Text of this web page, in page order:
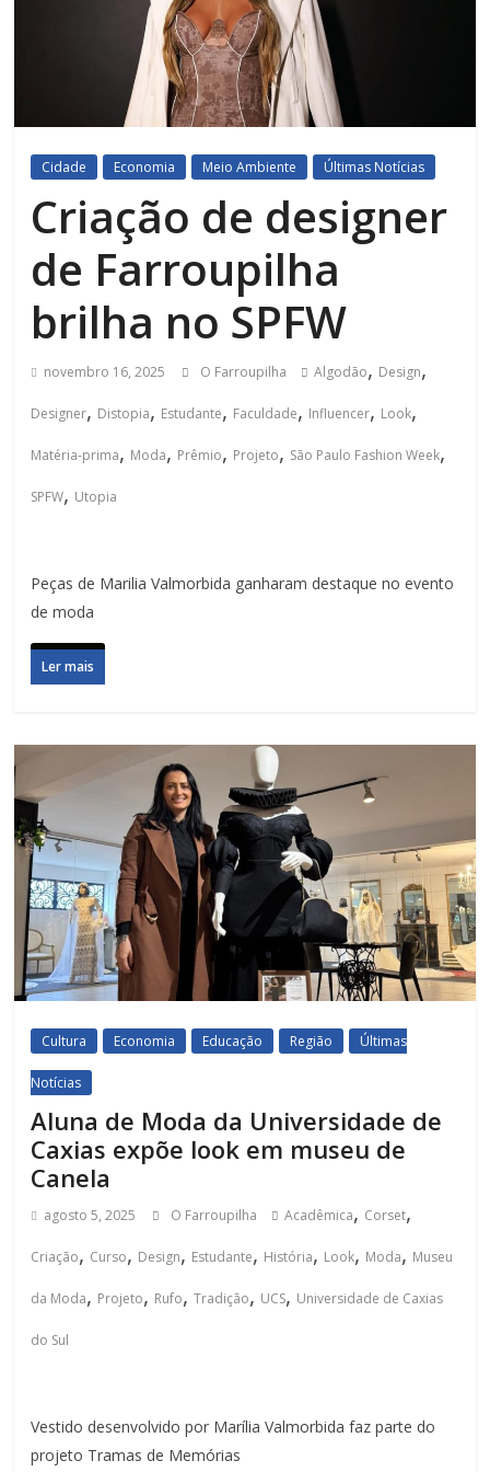
Cidade Economia Meio Ambiente Últimas Notícias
Criação de designer
de Farroupilha
brilha no SPFW
novembro 16, 2025 O Farroupilha Algodão, Design,
Designer, Distopia, Estudante, Faculdade, Influencer, Look,
Matéria-prima, Moda, Prêmio, Projeto, São Paulo Fashion Week,
SPFW, Utopia
Peças de Marilia Valmorbida ganharam destaque no evento
de moda
Ler mais
Cultura Economia Educação Região Últimas
Notícias
Aluna de Moda da Universidade de
Caxias expõe look em museu de
Canela
agosto 5, 2025 O Farroupilha Acadêmica, Corset,
Criação, Curso, Design, Estudante, História, Look, Moda, Museu
da Moda, Projeto, Rufo,Tradição, UCS, Universidade de Caxias
do Sul
Vestido desenvolvido por Marília Valmorbida faz parte do
projeto Tramas de Memórias